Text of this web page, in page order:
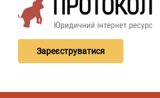
Зареєструватися